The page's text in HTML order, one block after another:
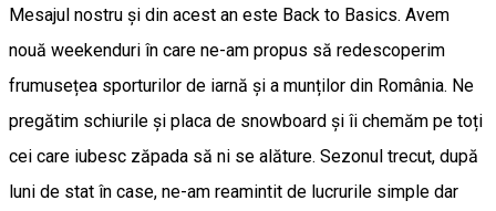
Mesajul nostru și din acest an este Back to Basics. Avem
nouă weekenduri în care ne-am propus să redescoperim
frumusețea sporturilor de iarnă și a munților din România. Ne
pregătim schiurile și placa de snowboard și îi chemăm pe toți
cei care iubesc zăpada să ni se alăture. Sezonul trecut, după
luni de stat în case, ne-am reamintit de lucrurile simple dar